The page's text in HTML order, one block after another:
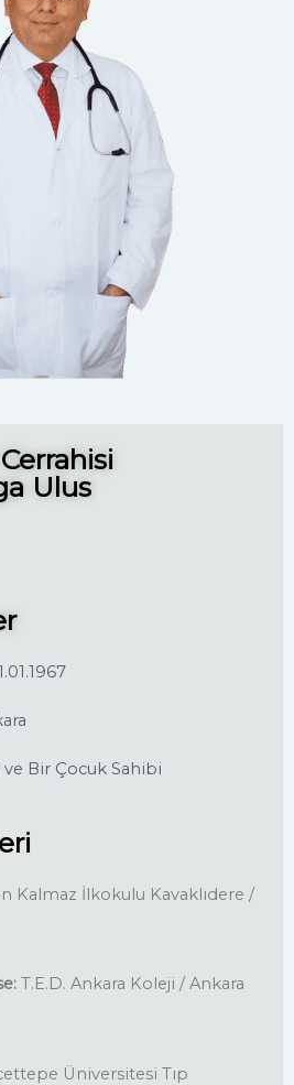
Ulus
Bir Çocuk Sahibi
Kalmaz İlkokulu Kavaklıdere /
T.E.D. Ankara Koleji / Ankara
Üniversitesi Tıp